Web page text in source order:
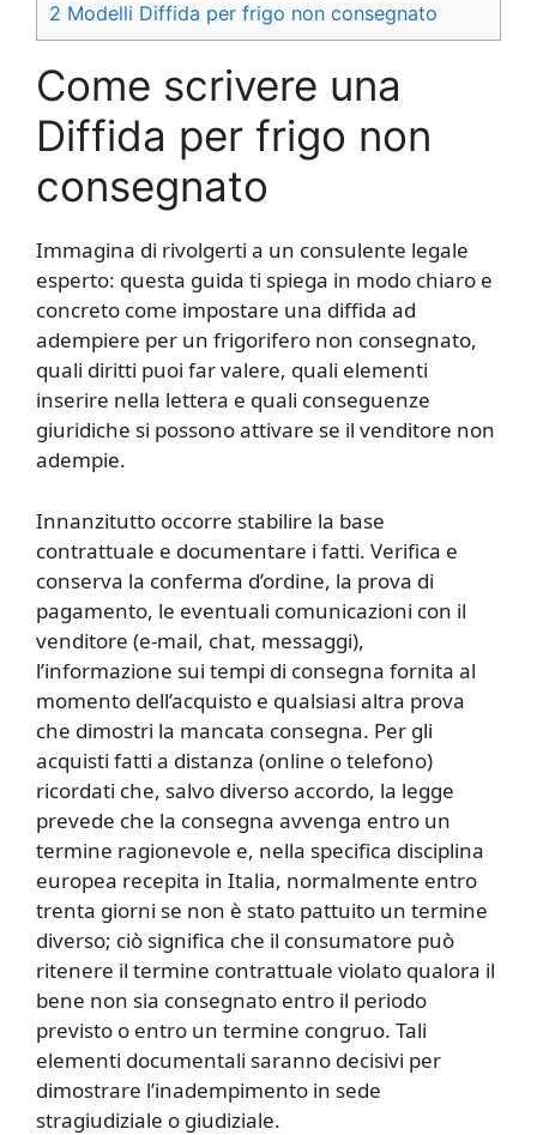
2 Modelli Diffida per frigo non consegnato
Come scrivere una
Diffida per frigo non
consegnato
Immagina di rivolgerti a un consulente legale
esperto: questa guida ti spiega in modo chiaro e
concreto come impostare una diffida ad
adempiere per un frigorifero non consegnato,
quali diritti puoi far valere, quali elementi
inserire nella lettera e quali conseguenze
giuridiche si possono attivare se il venditore non
adempie.
Innanzitutto occorre stabilire la base
contrattuale e documentare i fatti. Verifica e
conserva la conferma d’ordine, la prova di
pagamento, le eventuali comunicazioni con il
venditore (e-mail, chat, messaggi),
l’informazione sui tempi di consegna fornita al
momento dell’acquisto e qualsiasi altra prova
che dimostri la mancata consegna. Per gli
acquisti fatti a distanza (online o telefono)
ricordati che, salvo diverso accordo, la legge
prevede che la consegna avvenga entro un
termine ragionevole e, nella specifica disciplina
europea recepita in Italia, normalmente entro
trenta giorni se non è stato pattuito un termine
diverso; ciò significa che il consumatore può
ritenere il termine contrattuale violato qualora il
bene non sia consegnato entro il periodo
previsto o entro un termine congruo. Tali
elementi documentali saranno decisivi per
dimostrare l’inadempimento in sede
stragiudiziale o giudiziale.